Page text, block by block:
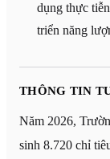
dụng thực
triển năng
THÔNG TIN
Năm 2026,
sinh 8.720 chỉ